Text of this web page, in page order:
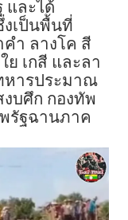
และได้
งเป็นพื้นที่
ำ ลางโค สี
ย เกสี และลา
ารประมาณ
บศึก กองทัพ
รัฐฉานภาค